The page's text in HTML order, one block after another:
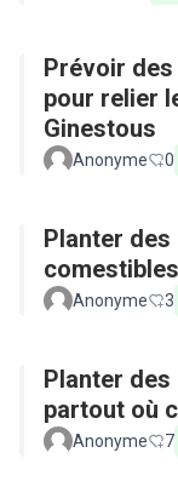
Prévoir
pour relier
Ginestous
Anonyme 0
Planter
comestibles
Anonyme 3
Planter
partout où
Anonyme 7